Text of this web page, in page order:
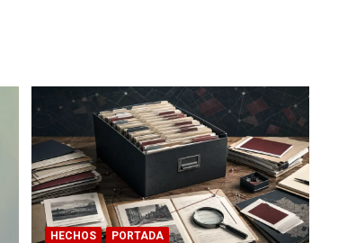
HECHOS PORTADA